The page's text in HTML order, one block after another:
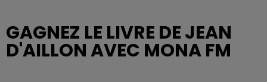
GAGNEZ LE LIVRE DE JEAN
D'AILLON AVEC MONA FM